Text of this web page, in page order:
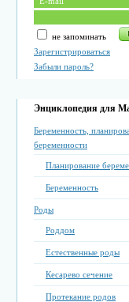
не запоминать
Зарегистрироваться
Забыли пароль?
Энциклопедия для
Беременность,
беременности
Планирование
Беременность
Роды
Роддом
Естественные роды
Кесарево сечение
Протекание родов